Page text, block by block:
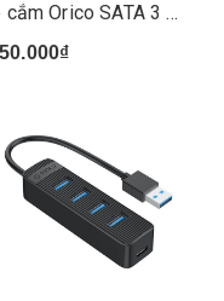
cắm Orico SATA 3 ...